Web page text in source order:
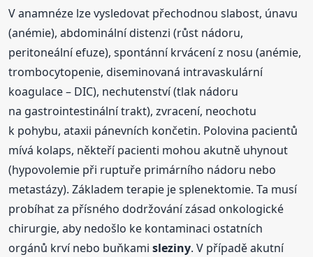
V anamnéze lze vysledovat přechodnou slabost, únavu
(anémie), abdominální distenzi (růst nádoru,
peritoneální efuze), spontánní krvácení z nosu (anémie,
trombocytopenie, diseminovaná intravaskulární
koagulace – DIC), nechutenství (tlak nádoru
na gastrointestinální trakt), zvracení, neochotu
k pohybu, ataxii pánevních končetin. Polovina pacientů
mívá kolaps, někteří pacienti mohou akutně uhynout
(hypovolemie při ruptuře primárního nádoru nebo
metastázy). Základem terapie je splenektomie. Ta musí
probíhat za přísného dodržování zásad onkologické
chirurgie, aby nedošlo ke kontaminaci ostatních
orgánů krví nebo buňkamisleziny. V případě akutní